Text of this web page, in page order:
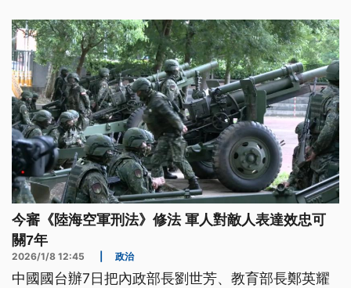
今審《陸海空軍刑法》修法 軍人對敵人表達效忠可
關7年
2026/1/8 12:45 政治
中國國台辦7日把內政部長劉世芳、教育部長鄭英耀